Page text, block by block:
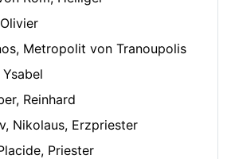
Metropolit von Tranoupolis
Reinhard
Nikolaus, Erzpriester
Priester